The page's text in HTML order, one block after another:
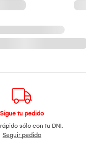
Sigue tu pedido
sólo con tu DNI.
Seguir pedido